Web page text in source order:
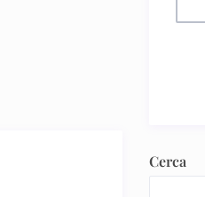
Cerca